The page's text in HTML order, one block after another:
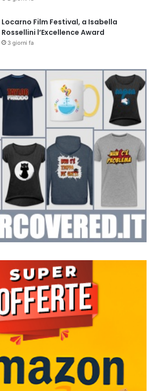
Locarno Film Festival, a Isabella
Rossellini l’Excellence Award
3 giorni fa